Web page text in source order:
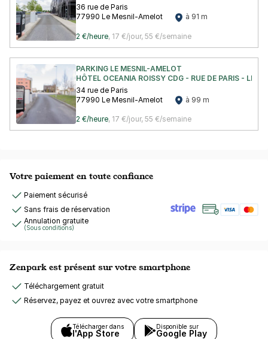
36 rue de Paris
77990 Le Mesnil-Amelot
à 91 m
2 €/heure, 17 €/jour, 55 €/semaine
PARKING LE MESNIL-AMELOT
HÔTEL OCEANIA ROISSY CDG - RUE DE PARIS - LE
34 rue de Paris
77990 Le Mesnil-Amelot
à 99 m
2 €/heure, 17 €/jour, 55 €/semaine
Votre paiement en toute confiance
Paiement sécurisé
Sans frais de réservation
Annulation gratuite
(Sous conditions)
Zenpark est présent sur votre smartphone
Téléchargement gratuit
Réservez, payez et ouvrez avec votre smartphone
Télécharger dans
l'App Store
Disponible sur
Google Play